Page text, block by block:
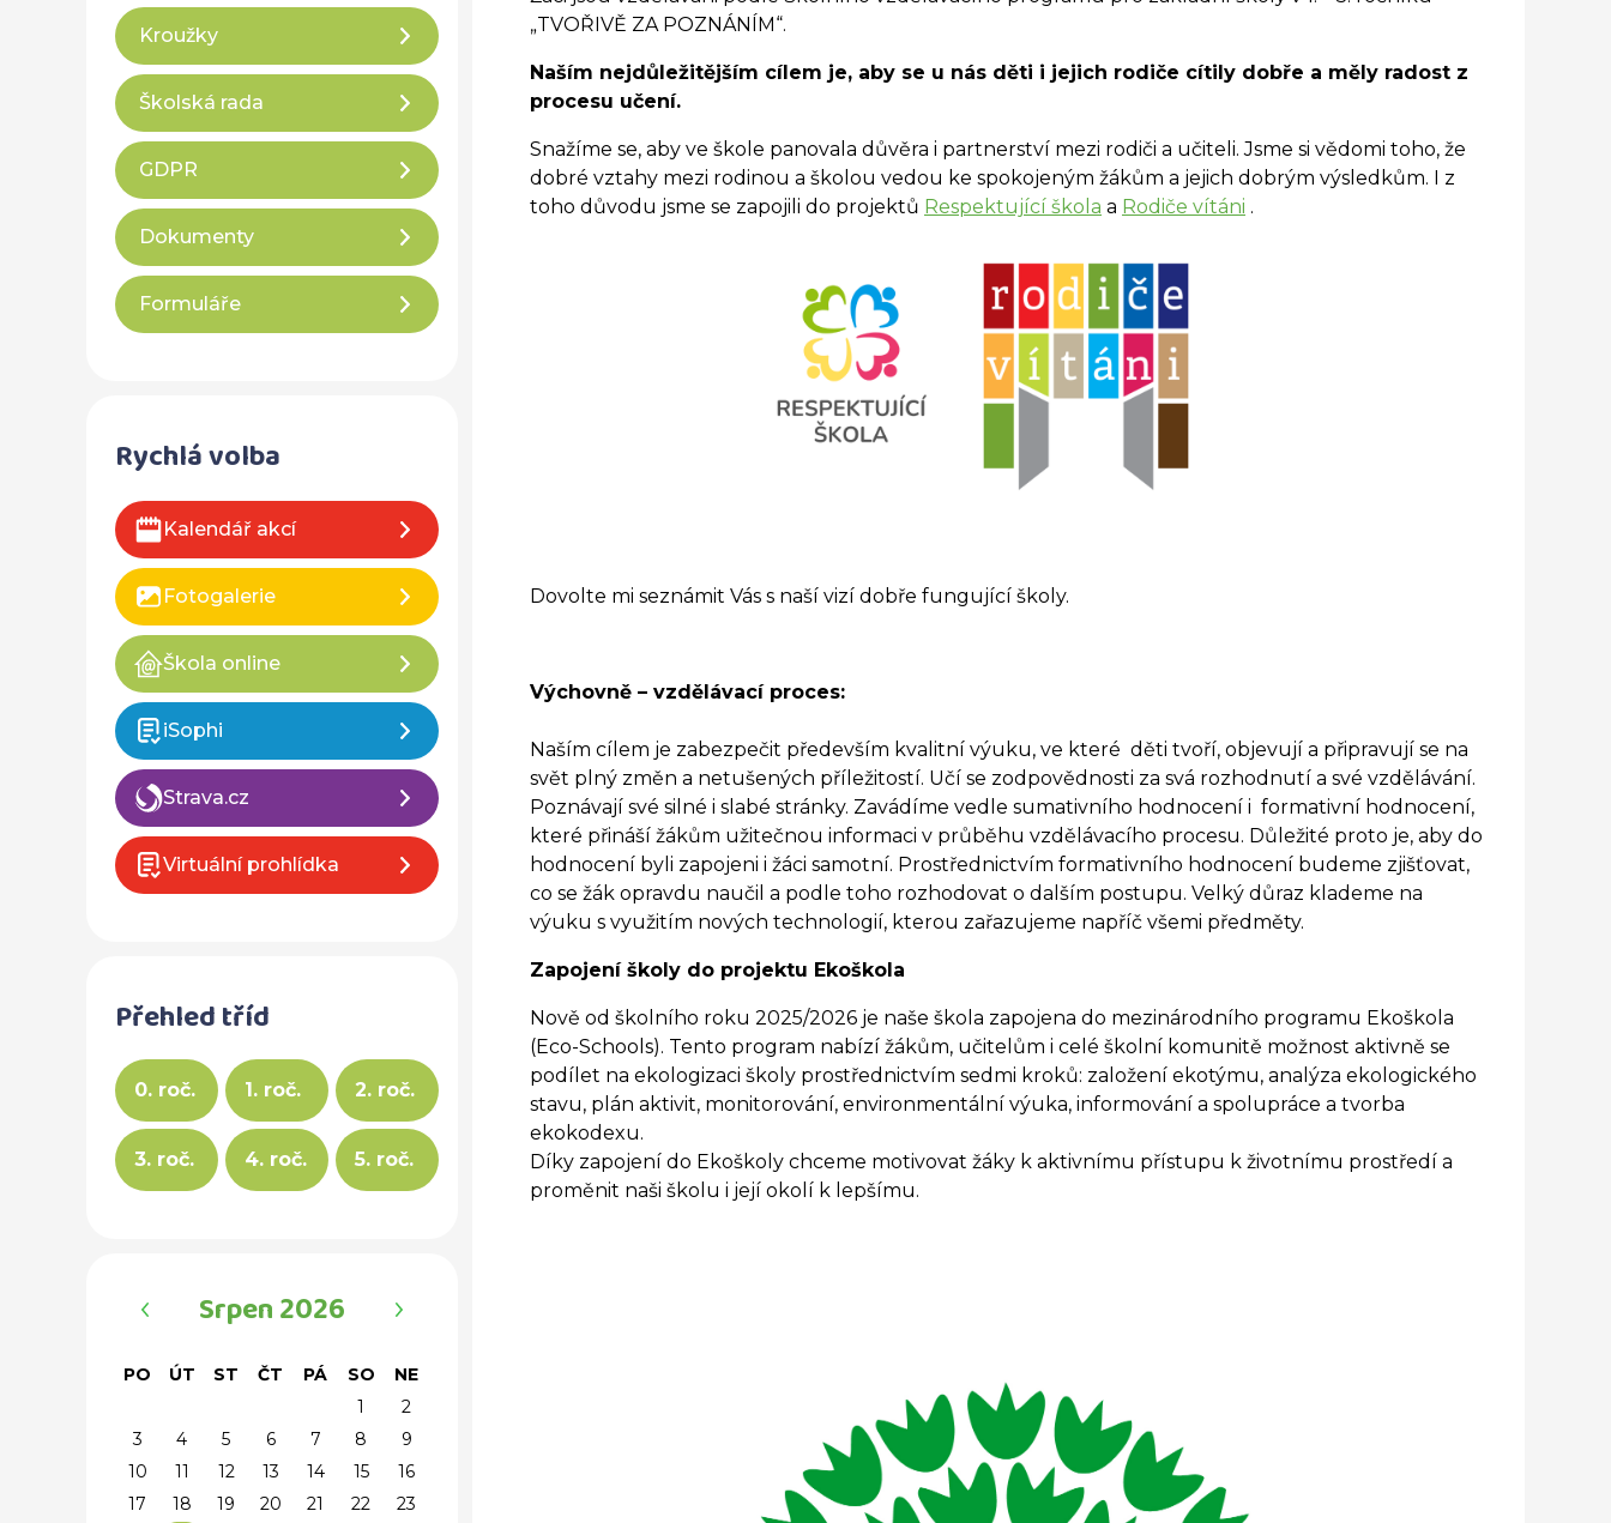
„TVOŘIVĚ ZA POZNÁNÍM“.
Naším nejdůležitějším cílem je, aby se u nás děti i jejich rodiče cítily dobře a měly radost z
procesu učení.
Snažíme se, aby ve škole panovala důvěra i partnerství mezi rodiči a učiteli. Jsme si vědomi toho, že
dobré vztahy mezi rodinou a školou vedou ke spokojeným žákům a jejich dobrým výsledkům. I z
toho důvodu jsme se zapojili do projektů Respektující škola a Rodiče vítáni .
Dovolte mi seznámit Vás s naší vizí dobře fungující školy.
Výchovně – vzdělávací proces:
Naším cílem je zabezpečit především kvalitní výuku, ve které děti tvoří, objevují a připravují se na
svět plný změn a netušených příležitostí. Učí se zodpovědnosti za svá rozhodnutí a své vzdělávání.
Poznávají své silné i slabé stránky. Zavádíme vedle sumativního hodnocení i formativní hodnocení,
které přináší žákům užitečnou informaci v průběhu vzdělávacího procesu. Důležité proto je, aby do
hodnocení byli zapojeni i žáci samotní. Prostřednictvím formativního hodnocení budeme zjišťovat,
co se žák opravdu naučil a podle toho rozhodovat o dalším postupu. Velký důraz klademe na
výuku s využitím nových technologií, kterou zařazujeme napříč všemi předměty.
Zapojení školy do projektu Ekoškola
Nově od školního roku 2025/2026 je naše škola zapojena do mezinárodního programu Ekoškola
(Eco-Schools). Tento program nabízí žákům, učitelům i celé školní komunitě možnost aktivně se
podílet na ekologizaci školy prostřednictvím sedmi kroků: založení ekotýmu, analýza ekologického
stavu, plán aktivit, monitorování, environmentální výuka, informování a spolupráce a tvorba
ekokodexu.
Díky zapojení do Ekoškoly chceme motivovat žáky k aktivnímu přístupu k životnímu prostředí a
proměnit naši školu i její okolí k lepšímu.
Kroužky
Školská rada
GDPR
Dokumenty
Formuláře
Rychlá volba
Kalendář akcí
Fotogalerie
Škola online
iSophi
Strava.cz
Virtuální prohlídka
Přehled tříd
0. roč. 1. roč. 2. roč.
3. roč. 4. roč. 5. roč.
Srpen 2026
PO ÚT ST ČT PÁ SO
NE
1
2
3
4 5 6 7 8
9
10
11 12 13 14 15
16
17
18 19 20 21 22
23